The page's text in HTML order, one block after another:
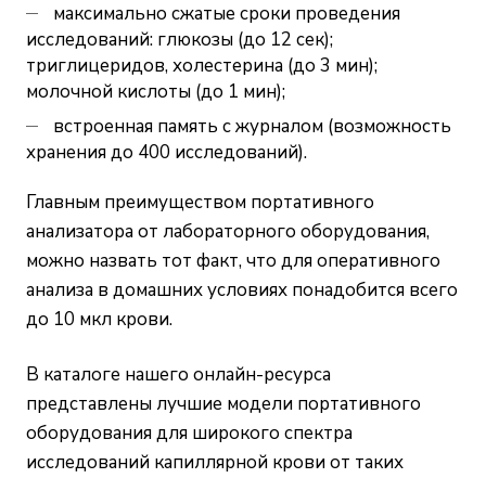
максимально сжатые сроки проведения
исследований: глюкозы (до 12 сек);
триглицеридов, холестерина (до 3 мин);
молочной кислоты (до 1 мин);
встроенная память с журналом (возможность
хранения до 400 исследований).
Главным преимуществом портативного
анализатора от лабораторного оборудования,
можно назвать тот факт, что для оперативного
анализа в домашних условиях понадобится всего
до 10 мкл крови.
В каталоге нашего онлайн-ресурса
представлены лучшие модели портативного
оборудования для широкого спектра
исследований капиллярной крови от таких